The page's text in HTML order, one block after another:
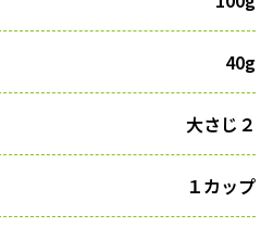
40g
大さじ２
１カップ